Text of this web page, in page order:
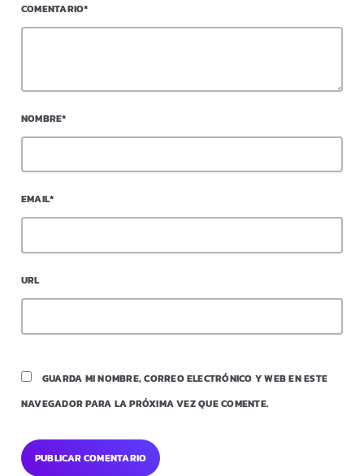
COMENTARIO*
NOMBRE*
EMAIL*
URL
GUARDA MI NOMBRE, CORREO ELECTRÓNICO Y WEB EN ESTE
NAVEGADOR PARA LA PRÓXIMA VEZ QUE COMENTE.